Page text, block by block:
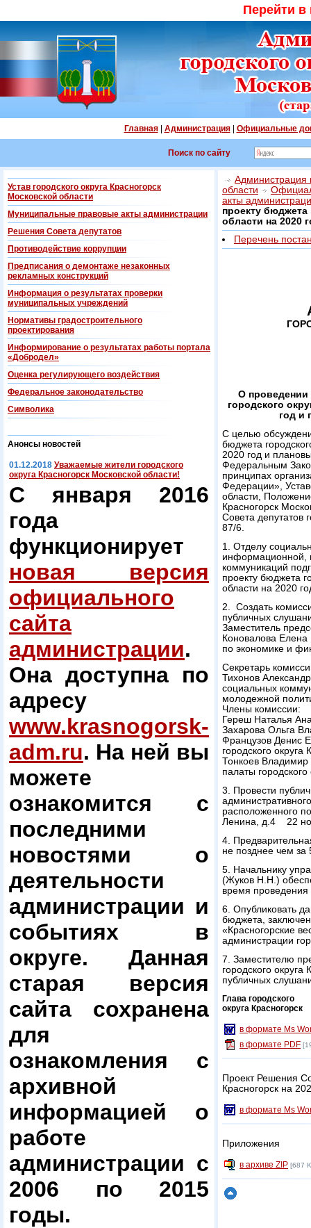
Перейти
Главная| Администрация| Официальные
Поиск по сайту
Устав городского округа Красногорск
Московской области
Муниципальные правовые акты администрации
Решения Совета депутатов
Противодействие коррупции
Предписания о демонтаже незаконных
рекламных конструкций
Информация о результатах проверки
муниципальных учреждений
Нормативы градостроительного
проектирования
Информирование о результатах работы портала
«Добродел»
Оценка регулирующего воздействия
Федеральнoe законодательство
Символика
Анонсы новостей
01.12.2018 Уважаемые жители городского
округа Красногорск Московской области!
С января 2016
года
функционирует
новая версия
официального
сайта
администрации.
Она доступна по
адресу
www.krasnogorsk-
adm.ru. На ней вы
можете
ознакомится с
последними
новостями о
деятельности
администрации и
событиях в
округе. Данная
старая версия
сайта сохранена
для
ознакомления с
архивной
информацией о
работе
администрации с
2006 по 2015
годы.
Администрация
области
акты
проекту бюджета
области на 2020
Перечень
О проведении
городского
год и
С целью
бюджета
2020 год и
Федеральным
принципах
Федерации»,
области,
Красногорск
Совета депутатов
87/6.
1. Отделу
информационной,
коммуникаций
проекту бюджета
области на 2020
2. Создать
публичных
Заместитель
Коновалова Елена
по экономике и
Секретарь
Тихонов
социальных
молодежной
Члены комиссии:
Гереш Наталья
Захарова Ольга
Французов Денис
городского округа
Тонкоев Владимир
палаты городского
3. Провести
расположенного
Ленина, д.4 22
4.
не позднее чем
5. Начальнику
(Жуков Н.Н.)
время
6. Опубликовать
бюджета,
«Красногорские
администрации
7. Заместителю
городского округа
публичных
Глава городского
округа Красногорск
в формате Ms
в формате PDF
Проект Решения
Красногорск на
в формате Ms
Приложения
в архиве ZIP [687